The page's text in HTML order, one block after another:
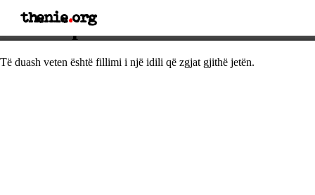
thenie.org
Thënie për dashurinë
Të duash veten është fillimi i një idili që zgjat gjithë jetën.